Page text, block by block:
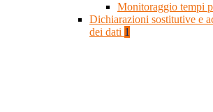
Monitoraggio tempi
Dichiarazioni sostitutive e
dei dati 1